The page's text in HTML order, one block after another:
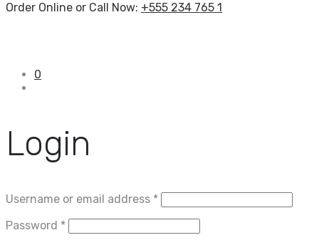
Order Online or Call Now: +555 234 765 1
0
Login
Username or email address *
Password *